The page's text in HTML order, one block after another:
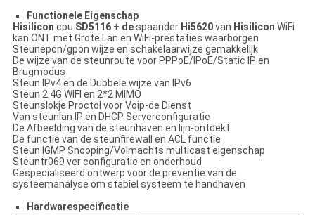
Functionele Eigenschap
Hisilicon cpu SD5116+ despaander Hi5620van Hisilicon WiFi
kan ONT met Grote Lan en WiFi-prestaties waarborgen
Steunepon/gpon wijze en schakelaarwijze gemakkelijk
De wijze van de steunroute voor PPPoE/IPoE/Static IP en
Brugmodus
Steun IPv4 en de Dubbele wijze van IPv6
Steun 2.4G WIFI en 2*2 MIMO
Steunslokje Proctol voor Voip-de Dienst
Van steunlan IP en DHCP Serverconfiguratie
De Afbeelding van de steunhaven en lijn-ontdekt
De functie van de steunfirewall en ACL functie
Steun IGMP Snooping/Volmachts multicast eigenschap
Steuntr069 ver configuratie en onderhoud
Gespecialiseerd ontwerp voor de preventie van de
systeemanalyse om stabiel systeem te handhaven
Hardwarespecificatie